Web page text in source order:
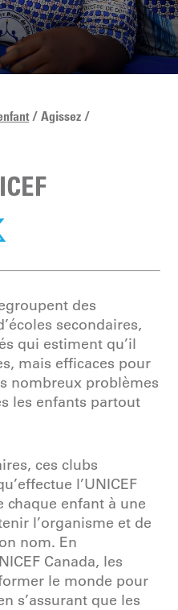
Agissez
des
secondaires,
qui estiment qu’il
mais efficaces pour
nombreux problèmes
les enfants partout
ces clubs
l’UNICEF
enfant à une
l’organisme et de
nom. En
Canada, les
le monde pour
s’assurant que les